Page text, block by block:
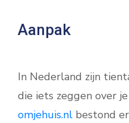
Aanpak
In Nederland zijn
die iets zeggen over
omjehuis.nl bestond